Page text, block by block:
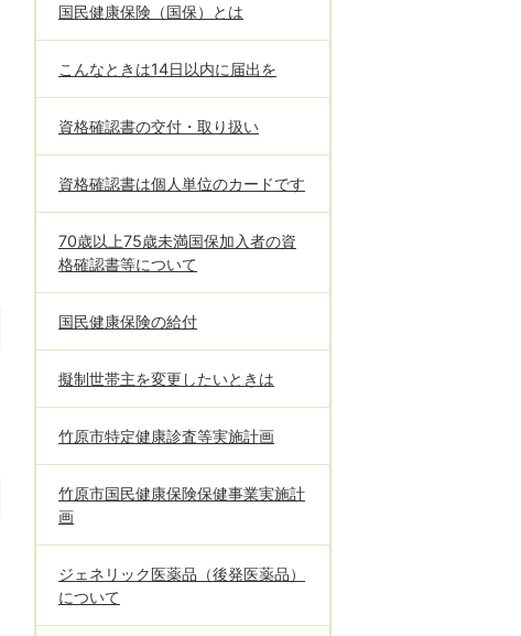
国民健康保険（国保）とは
こんなときは14日以内に届出を
資格確認書の交付・取り扱い
資格確認書は個人単位のカードです
70歳以上75歳未満国保加入者の資
格確認書等について
国民健康保険の給付
擬制世帯主を変更したいときは
竹原市特定健康診査等実施計画
竹原市国民健康保険保健事業実施計
画
ジェネリック医薬品（後発医薬品）
について